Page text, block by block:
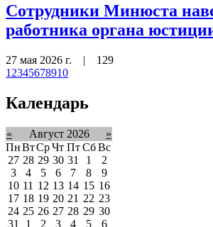
Сотрудники Минюста
работника органа
27 мая 2026 г. | 129
1 2345678910
Календарь
« Август 2026
»
ПнВтСрЧт Пт Сб Вс
27 28 29 30 31 1
2
3
4 5 6 7 8
9
10 11 12 13 14 15 16
17 18 19 20 21 22 23
24 25 26 27 28 29 30
31
1 2 3 4 5 6